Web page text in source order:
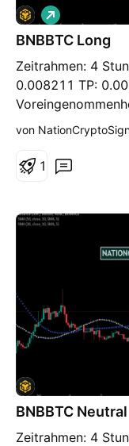
BNBBTC Long
Zeitrahmen: 4
0.008211 TP:
den Dollar
nächsten Tagen
L
o
n
von
1
BNBBTC Neutral
Zeitrahmen: 4